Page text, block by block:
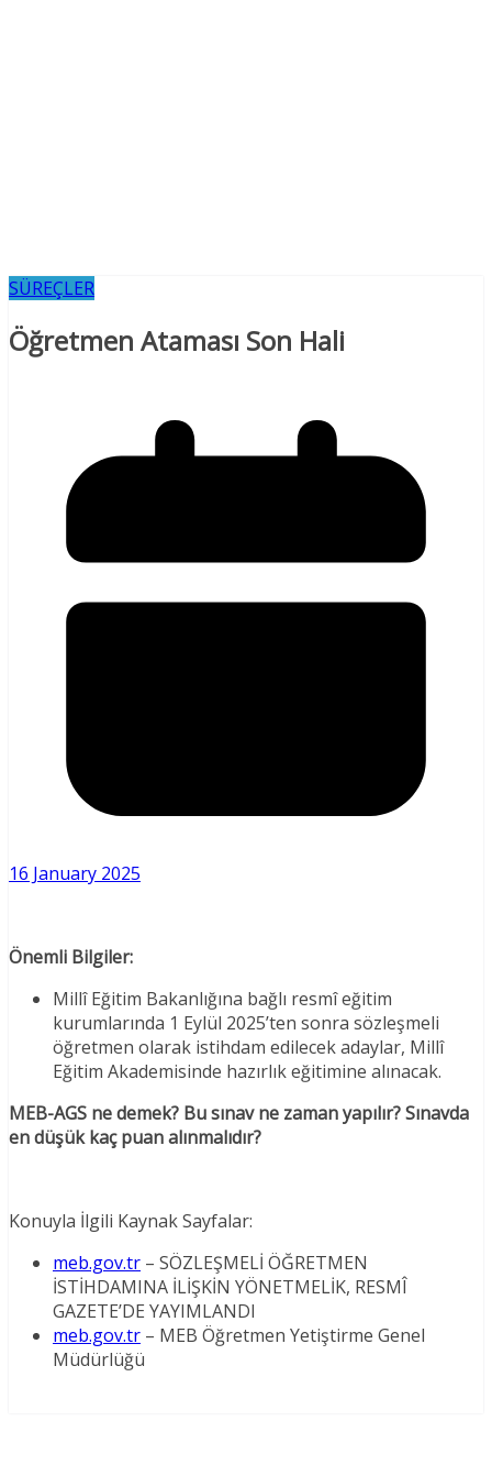
SÜREÇLER
Öğretmen Ataması Son Hali
16 January 2025
Önemli Bilgiler:
Millî Eğitim Bakanlığına bağlı resmî eğitim
kurumlarında 1 Eylül 2025’ten sonra sözleşmeli
öğretmen olarak istihdam edilecek adaylar, Millî
Eğitim Akademisinde hazırlık eğitimine alınacak.
MEB-AGS ne demek? Bu sınav ne zaman yapılır? Sınavda
en düşük kaç puan alınmalıdır?
Konuyla İlgili Kaynak Sayfalar:
meb.gov.tr – SÖZLEŞMELİ ÖĞRETMEN
İSTİHDAMINA İLİŞKİN YÖNETMELİK, RESMÎ
GAZETE’DE YAYIMLANDI
meb.gov.tr – MEB Öğretmen Yetiştirme Genel
Müdürlüğü